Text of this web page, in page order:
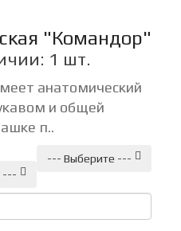
"Командор"
1 шт.
анатомический
и общей
п..
--- Выберите ---
---